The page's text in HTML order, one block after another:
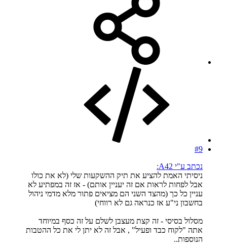
#9
נכתב ע"י A42:
ניסיתי האמת להציע את תיק ההשקעות שלי (לא את כולו
אבל לפחות לראות אם זה יעניין אותם) - אז זה במפתיע לא
עניין כל כך (מהצד השני הם מציאים פתור מלא מדמי ניהול
בחשבון ני"ע אז כנראה גם לא רווחי)
מסלול בסיסי - זה קצת מעצבן לשלם על זה כסף במיוחד
אתה "לקוח כבד ופעיל" , אבל זה לא יתן לי את כל ההטבות
הנוספות..